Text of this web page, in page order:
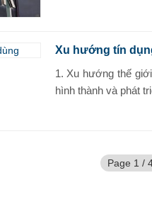
Xu hướng tín
1. Xu hướng thế
hình thành và phát
Page 1 /